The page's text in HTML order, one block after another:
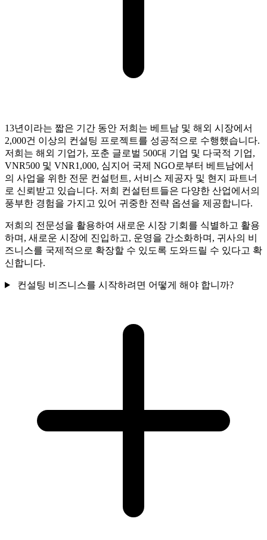
13년이라는 짧은 기간 동안 저희는 베트남 및 해외 시장에서
2,000건 이상의 컨설팅 프로젝트를 성공적으로 수행했습니다.
저희는 해외 기업가, 포춘 글로벌 500대 기업 및 다국적 기업,
VNR500 및 VNR1,000, 심지어 국제 NGO로부터 베트남에서
의 사업을 위한 전문 컨설턴트, 서비스 제공자 및 현지 파트너
로 신뢰받고 있습니다. 저희 컨설턴트들은 다양한 산업에서의
풍부한 경험을 가지고 있어 귀중한 전략 옵션을 제공합니다.
저희의 전문성을 활용하여 새로운 시장 기회를 식별하고 활용
하며, 새로운 시장에 진입하고, 운영을 간소화하며, 귀사의 비
즈니스를 국제적으로 확장할 수 있도록 도와드릴 수 있다고 확
신합니다.
컨설팅 비즈니스를 시작하려면 어떻게 해야 합니까?